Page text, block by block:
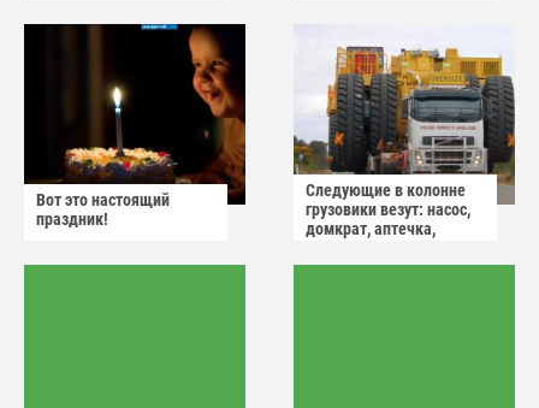
Вот это настоящий
праздник!
Следующие в колонне
грузовики везут: насос,
домкрат, аптечка,